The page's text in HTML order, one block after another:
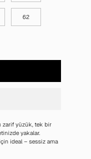
62
zarif yüzük, tek bir
yakalar.
ideal – sessiz ama